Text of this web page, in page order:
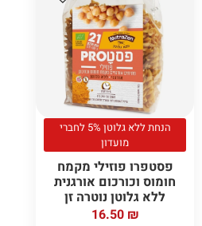
הנחת ללא גלוטן 5% לחברי
מועדון
פסטפרו פוזילי מקמח
חומוס וכורכום אורגנית
ללא גלוטן נוטרה זן
16.50 ₪